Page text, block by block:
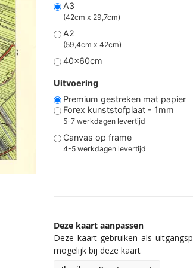
A3
(42cm x 29,7cm)
A2
(59,4cm x 42cm)
40x60cm
Uitvoering
Premium gestreken mat papier
Forex kunststofplaat - 1mm
5-7 werkdagen levertijd
Canvas op frame
4-5 werkdagen levertijd
Deze kaart aanpassen
Deze kaart gebruiken als
mogelijk bij deze kaart